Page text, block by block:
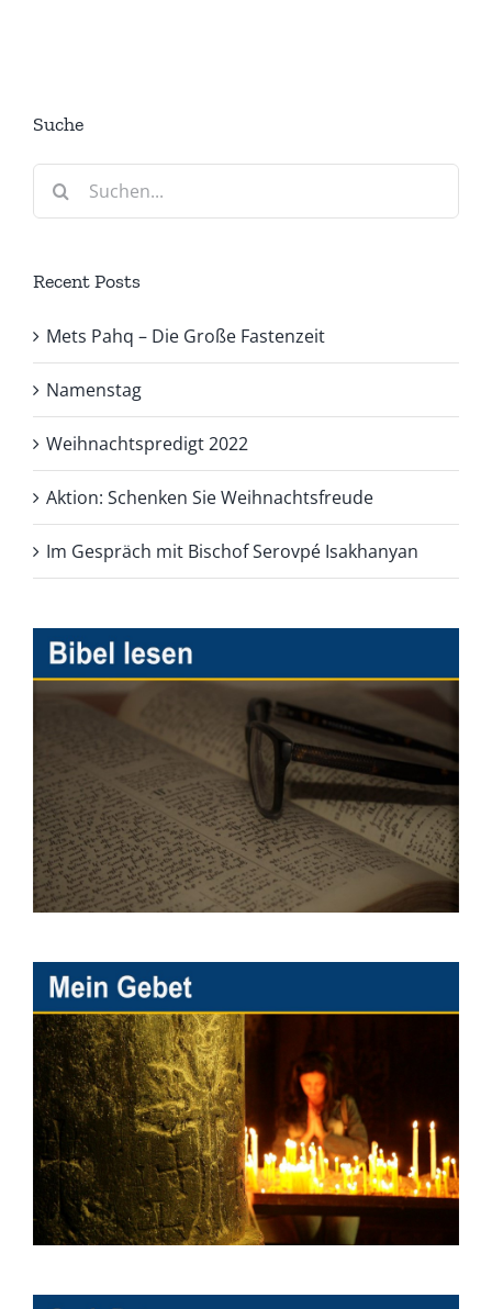
Suche
Suche
Recent Posts
Mets Pahq – Die Große Fastenzeit
Namenstag
Weihnachtspredigt 2022
Aktion: Schenken Sie Weihnachtsfreude
Im Gespräch mit Bischof Serovpé Isakhanyan